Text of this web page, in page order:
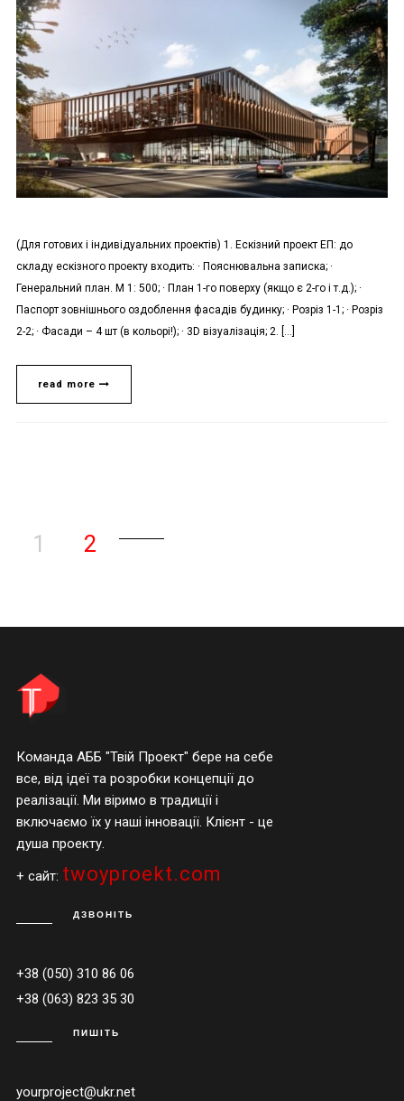
(Для готових і індивідуальних проектів) 1. Ескізний проект ЕП: до
складу ескізного проекту входить: · Пояснювальна записка; ·
Генеральний план. М 1: 500; · План 1-го поверху (якщо є 2-го і т.д.); ·
Паспорт зовнішнього оздоблення фасадів будинку; · Розріз 1-1; · Розріз
2-2; · Фасади – 4 шт (в кольорі!); · 3D візуалізація; 2. […]
read more
1 2
Команда АББ "Твій Проект" бере на себе
все, від ідеї та розробки концепції до
реалізації. Ми віримо в традиції і
включаємо їх у наші інновації. Клієнт - це
душа проекту.
+ сайт: twoyproekt.com
ДЗВОНІТЬ
+38 (050) 310 86 06
+38 (063) 823 35 30
ПИШІТЬ
yourproject@ukr.net